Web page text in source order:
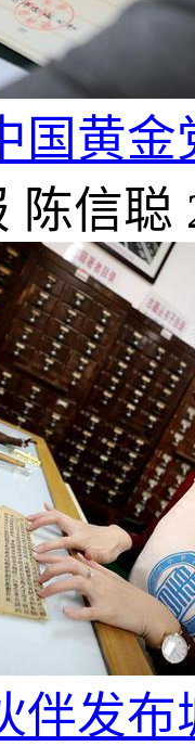
国黄
陈信聪
伴发